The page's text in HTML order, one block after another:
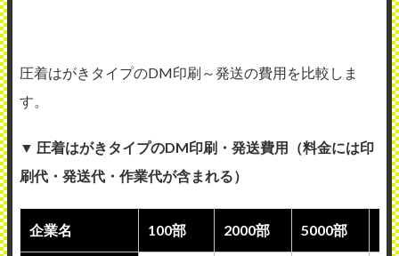
圧着はがきタイプのDM印刷～発送の費用を比較しま
す。
▼ 圧着はがきタイプのDM印刷・発送費用（料金には印
刷代・発送代・作業代が含まれる）
企業名 100部 2000部 5000部 1